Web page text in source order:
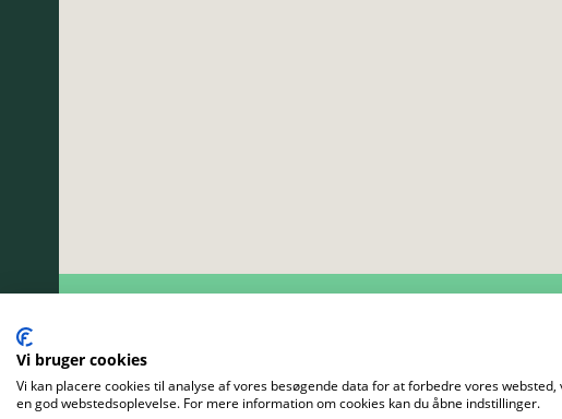
Vi bruger cookies
Vi kan placere cookies til analyse af vores besøgende data for at forbedre vores
en god webstedsoplevelse. For mere information om cookies kan du åbne indstillinger.